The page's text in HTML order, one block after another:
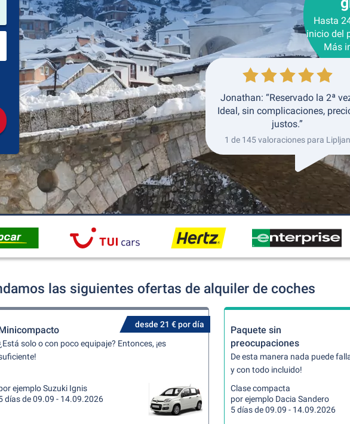
lugar de alquiler
Lugar de devolución
Recogida Devolución
Hasta
inicio del
Más
Jonathan: “Reservado la 2ª
Ideal, sin complicaciones,
justos.”
1 de 145 valoraciones para Lipljan
las siguientes ofertas de alquiler de coches
desde 21 € por día
solo o con poco equipaje? Entonces, ¡es
ejemplo Suzuki Ignis
días de 09.09 - 14.09.2026
Paquete sin
preocupaciones
De esta manera nada puede
y con todo incluido!
Clase compacta
por ejemplo Dacia Sandero
5 días de 09.09 - 14.09.2026